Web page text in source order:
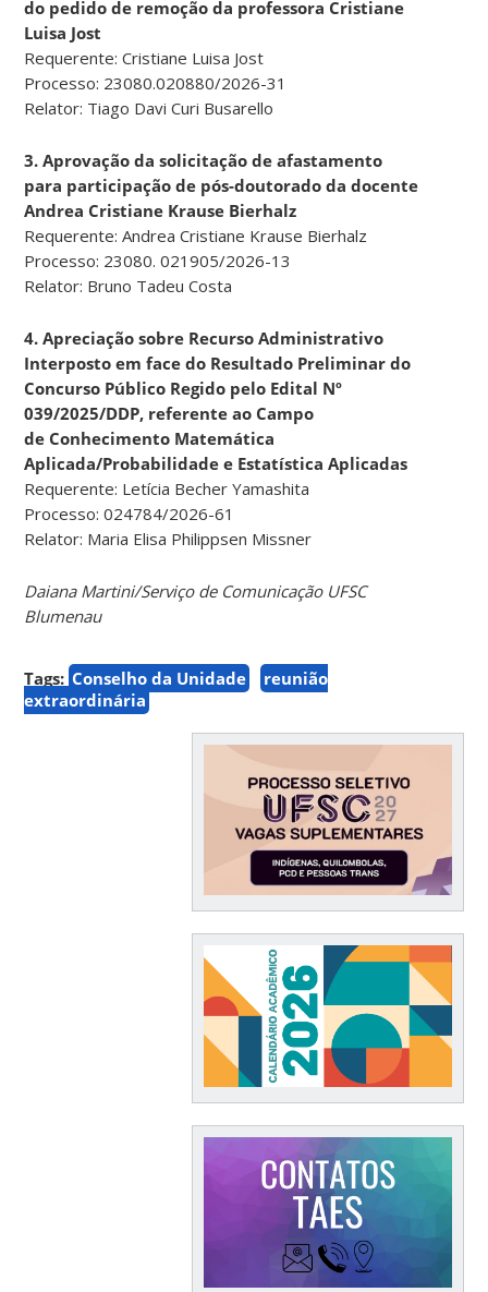
do pedido de remoção da professora Cristiane
Luisa Jost
Requerente: Cristiane Luisa Jost
Processo: 23080.020880/2026-31
Relator: Tiago Davi Curi Busarello
3. Aprovação da solicitação de afastamento
para participação de pós-doutorado da docente
Andrea Cristiane Krause Bierhalz
Requerente: Andrea Cristiane Krause Bierhalz
Processo: 23080. 021905/2026-13
Relator: Bruno Tadeu Costa
4. Apreciação sobre Recurso Administrativo
Interposto em face do Resultado Preliminar do
Concurso Público Regido pelo Edital Nº
039/2025/DDP, referente ao Campo
de Conhecimento Matemática
Aplicada/Probabilidade e Estatística Aplicadas
Requerente: Letícia Becher Yamashita
Processo: 024784/2026-61
Relator: Maria Elisa Philippsen Missner
Daiana Martini/Serviço de Comunicação UFSC
Blumenau
Tags: Conselho da Unidade
reunião
extraordinária